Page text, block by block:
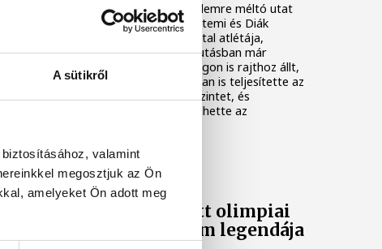
A sütikről
valamint
megosztjuk az Ön
amelyeket Ön adott meg
Alig néhány év alatt figyelemre méltó utat
járt be a Veszprémi Egyetemi és Diák
Atlétikai Club (VEDAC) fiatal atlétája,
Mireider Gergő. A hegyifutásban már
Európa- és világbajnokságon is rajthoz állt,
idén pedig pályaatlétikában is teljesítette az
U18-as Európa-bajnoki szintet, és
Magyarországot képviselhette az
KÖZÉLET
Harminc éve lett olimpiai
bajnok Veszprém legendája